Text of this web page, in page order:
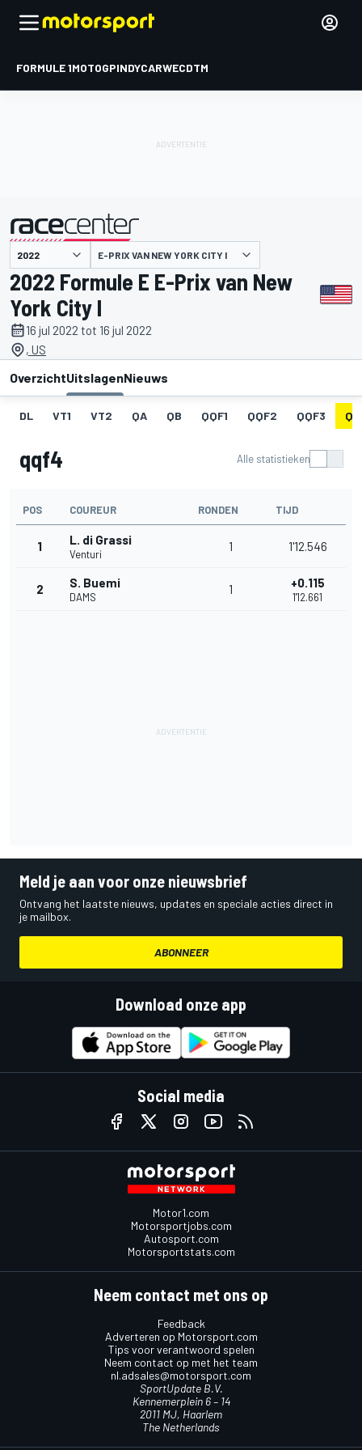
FORMULE 1MOTOGPINDYCARWECDTM
gepresenteerd door E-PRIX VAN NEW YORK CITY I
2022 Formule E E-Prix van New
York City I
16 jul 2022 tot 16 jul 2022
, US
OverzichtUitslagenNieuws
DL VT1 VT2 QA QB QQF1 QQF2 QQF3
qqf4 Alle statistieken
POS COUREUR RONDEN TIJD
1 L. di Grassi
Venturi
1 1'12.546
2 S. Buemi
DAMS
1 +0.115
1'12.661
Meld je aan voor onze nieuwsbrief
Ontvang het laatste nieuws, updates en speciale acties direct in
je mailbox.
ABONNEER
Download onze app
Social media
Motor1.com
Motorsportjobs.com
Autosport.com
Motorsportstats.com
Neem contact met ons op
Feedback
Adverteren op Motorsport.com
Tips voor verantwoord spelen
Neem contact op met het team
nl.adsales@motorsport.com
SportUpdate B.V.
Kennemerplein 6 – 14
2011 MJ, Haarlem
The Netherlands